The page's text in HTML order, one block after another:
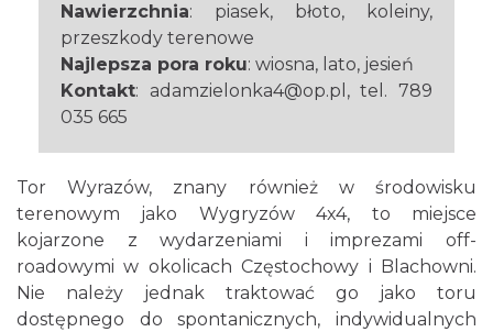
Nawierzchnia: piasek, błoto, koleiny,
przeszkody terenowe
Najlepsza pora roku: wiosna, lato, jesień
Kontakt: adamzielonka4@op.pl, tel. 789
035 665
Tor Wyrazów, znany również w środowisku
terenowym jako Wygryzów 4x4, to miejsce
kojarzone z wydarzeniami i imprezami off-
roadowymi w okolicach Częstochowy i Blachowni.
Nie należy jednak traktować go jako toru
dostępnego do spontanicznych, indywidualnych